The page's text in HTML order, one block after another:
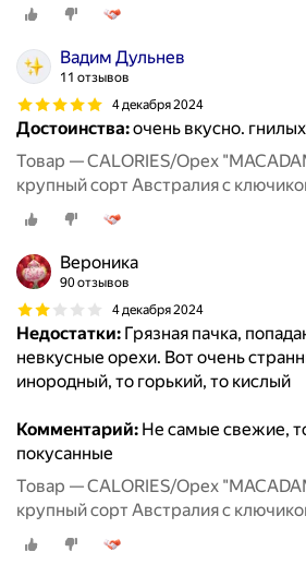
Вадим Дульнев
11 отзывов
4 декабря 2024
Достоинства:очень вкусно.
Товар — CALORIES/Орех
крупный сорт Австралия с
Вероника
90 отзывов
4 декабря 2024
Недостатки: Грязная пачка,
невкусные орехи. Вот очень
инородный, то горький, то кислый
Комментарий: Не самые свежие,
покусанные
Товар — CALORIES/Орех
крупный сорт Австралия с